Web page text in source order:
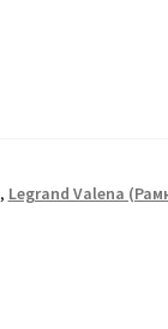
, Legrand Valena